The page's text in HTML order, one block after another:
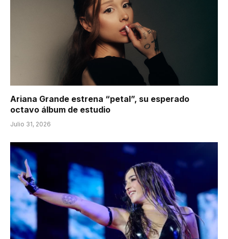
Ariana Grande estrena “petal”, su esperado
octavo álbum de estudio
Julio 31, 2026